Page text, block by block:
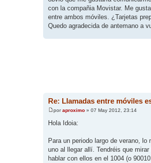
con la compañia Movistar. Me
entre ambos móviles. ¿Tarjetas
Quedo agradecida de antemano a
Re: Llamadas entre móviles
poraproximo» 07 May 2012, 23:14
Hola Idoia:
Para un periodo largo de verano,
uno al llegar allí. Tendréis que
hablar con ellos en el 1004 (o